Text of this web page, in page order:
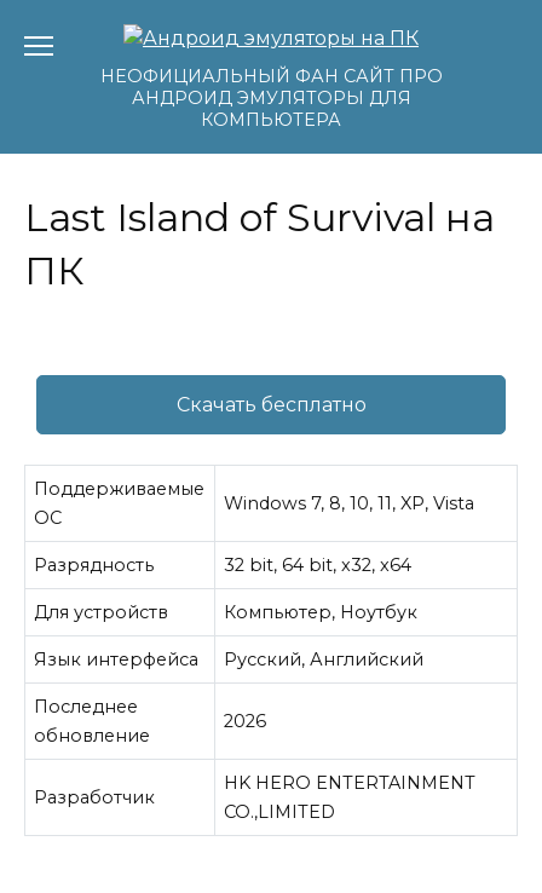
содержаниюНЕОФИЦИАЛЬНЫЙ ФАН САЙТ ПРО
АНДРОИД ЭМУЛЯТОРЫ ДЛЯ
КОМПЬЮТЕРА
Last Island of Survival на
ПК
Скачать бесплатно
Поддерживаемые
ОС
Windows 7, 8, 10, 11, XP, Vista
Разрядность 32 bit, 64 bit, x32, x64
Для устройств Компьютер, Ноутбук
Язык интерфейса Русский, Английский
Последнее
обновление
2026
Разработчик
HK HERO ENTERTAINMENT
CO.,LIMITED